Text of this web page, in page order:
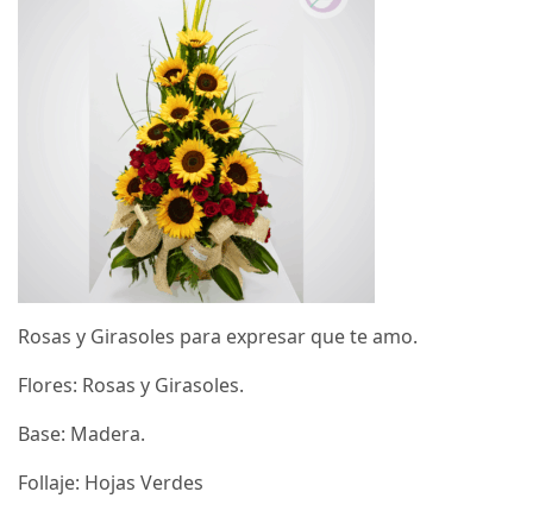
Rosas y Girasoles para expresar que te amo.
Flores: Rosas y Girasoles.
Base: Madera.
Follaje: Hojas Verdes